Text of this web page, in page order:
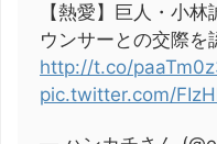
【熱愛】巨人・小
ウンサーとの交際を
http://t.co/
pic.twitter.com/